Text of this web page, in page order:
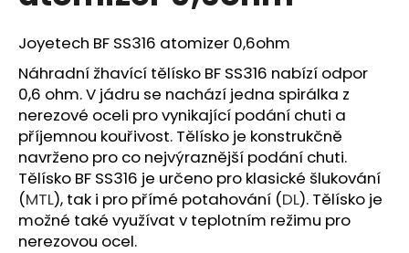
hvězdiček.
Joyetech BF SS316 atomizer 0,6ohm
Náhradní žhavící tělísko BF SS316 nabízí odpor
0,6 ohm. V jádru se nachází jedna spirálka z
nerezové oceli pro vynikající podání chuti a
příjemnou kouřivost. Tělísko je konstrukčně
navrženo pro co nejvýraznější podání chuti.
Tělísko BF SS316 je určeno pro klasické šlukování
(MTL), tak i pro přímé potahování (DL). Tělísko je
možné také využívat v teplotním režimu pro
nerezovou ocel.
j
í
t
?
HLEDAT